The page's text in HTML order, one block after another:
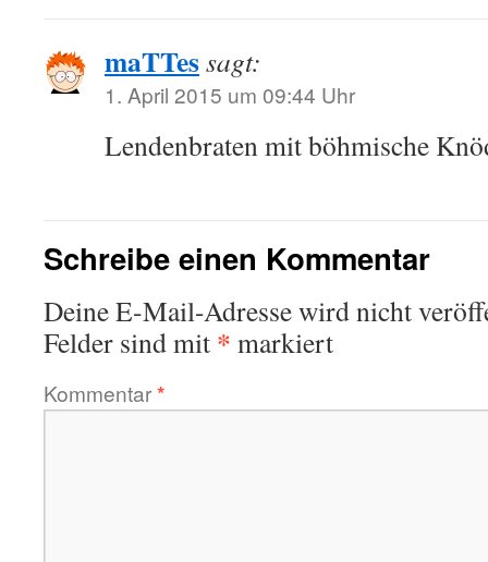
maTTessagt:
1. April 2015 um 09:44 Uhr
Lendenbraten mit böhmische
Schreibe einen Kommentar
Deine E-Mail-Adresse wird nicht
Felder sind mit * markiert
Kommentar*